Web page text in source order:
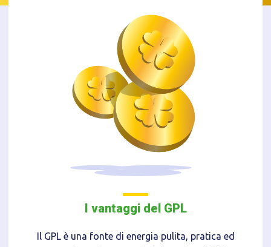
I vantaggi del GPL
Il GPL è una fonte di energia pulita, pratica ed